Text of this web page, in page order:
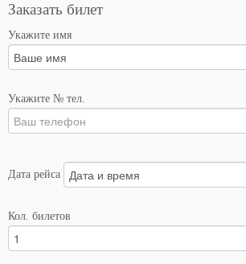
Заказать билет
Укажите имя
Укажите № тел.
Дата рейса
Кол. билетов